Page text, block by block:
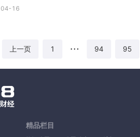
机会，我们有了另一个强劲的季度，尤
，我们的安全团队一直在寻找传统的威胁
布错误信
16
上一页 1 94 95
精品栏目